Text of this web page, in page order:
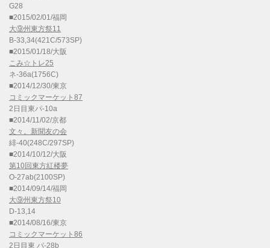
G28
■2015/02/01/福岡
大⑨州東方祭11
B-33,34(421C/573SP)
■2015/01/18/大阪
こみ☆トレ25
ネ-36a(1756C)
■2014/12/30/東京
コミックマーケット87
2日目東パ-10a
■2014/11/02/京都
文々。新聞友の会
緋-40(248C/297SP)
■2014/10/12/大阪
第10回東方紅楼夢
O-27ab(2100SP)
■2014/09/14/福岡
大⑨州東方祭10
D-13,14
■2014/08/16/東京
コミックマーケット86
2日目東 パ-28b